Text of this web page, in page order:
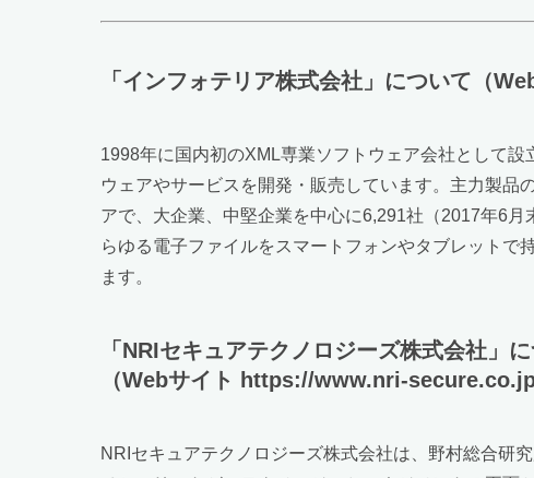
「インフォテリア株式会社」について（
1998年に国内初のXML専業ソフトウェア会社として
ウェアやサービスを開発・販売しています。主力製品
アで、大企業、中堅企業を中心に6,291社（2017年6
らゆる電子ファイルをスマートフォンやタブレット
ます。
「NRIセキュアテクノロジーズ株式会社」
（Webサイト https://www.nri-
NRIセキュアテクノロジーズ株式会社は、野村総合研